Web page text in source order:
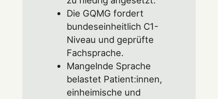
Die GQMG fordert
bundeseinheitlich C1-
Niveau und geprüfte
Fachsprache.
Mangelnde Sprache
belastet Patient:innen,
einheimische und